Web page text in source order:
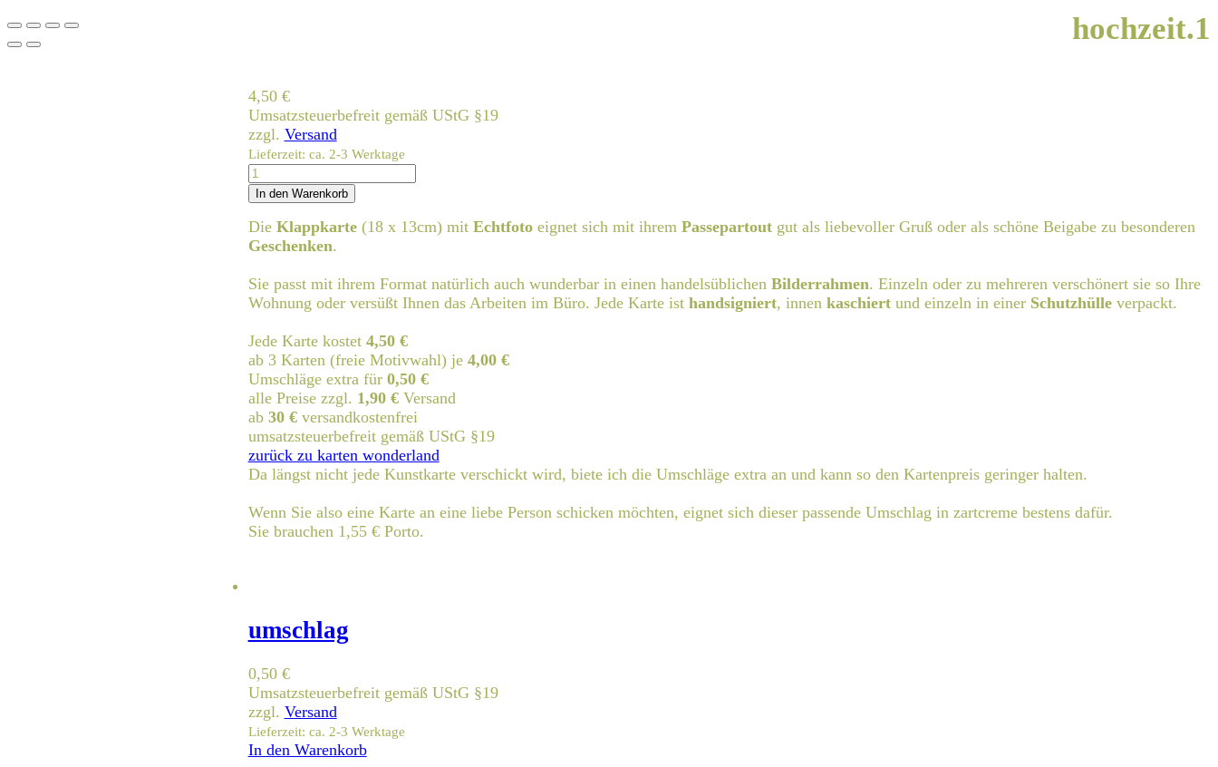
hochzeit.1
4,50 €
Umsatzsteuerbefreit gemäß UStG §19
zzgl. Versand
Lieferzeit: ca. 2-3 Werktage
hochzeit.1
Menge
In den Warenkorb
Die Klappkarte(18 x 13cm) mit Echtfotoeignet sich mit ihrem Passepartoutgut als liebevoller Gruß oder als schöne Beigabe zu besonderen
Geschenken.
Sie passt mit ihrem Format natürlich auch wunderbar in einen handelsüblichen Bilderrahmen. Einzeln oder zu mehreren verschönert sie so Ihre
Wohnung oder versüßt Ihnen das Arbeiten im Büro. Jede Karte ist handsigniert, innen kaschiertund einzeln in einer Schutzhülleverpackt.
Jede Karte kostet 4,50 €
ab 3 Karten (freie Motivwahl) je 4,00 €
Umschläge extra für 0,50 €
alle Preise zzgl. 1,90 €Versand
ab 30 €versandkostenfrei
umsatzsteuerbefreit gemäß UStG §19
zurück zu karten wonderland
Da längst nicht jede Kunstkarte verschickt wird, biete ich die Umschläge extra an und kann so den Kartenpreis geringer halten.
Wenn Sie also eine Karte an eine liebe Person schicken möchten, eignet sich dieser passende Umschlag in zartcreme bestens dafür.
Sie brauchen 1,55 € Porto.
umschlag
0,50 €
Umsatzsteuerbefreit gemäß UStG §19
zzgl. Versand
Lieferzeit: ca. 2-3 Werktage
In den Warenkorb